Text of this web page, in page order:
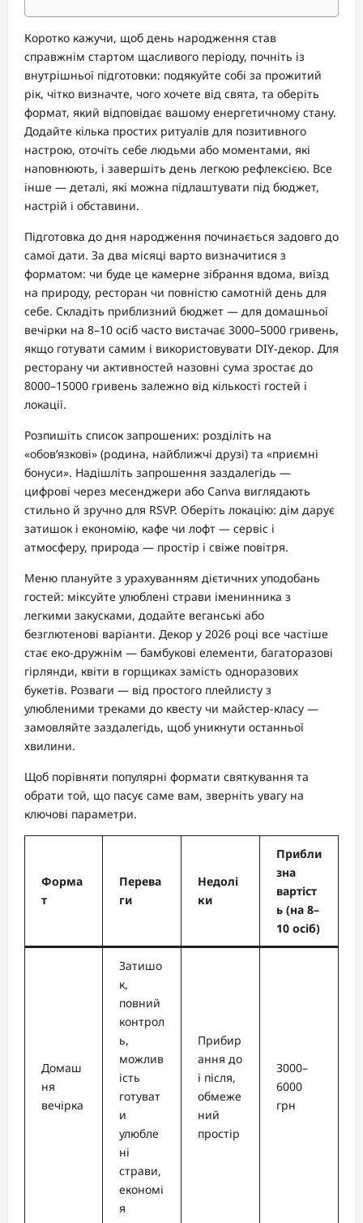
Коротко кажучи, щоб день народження став
справжнім стартом щасливого періоду, почніть із
внутрішньої підготовки: подякуйте собі за прожитий
рік, чітко визначте, чого хочете від свята, та оберіть
формат, який відповідає вашому енергетичному стану.
Додайте кілька простих ритуалів для позитивного
настрою, оточіть себе людьми або моментами, які
наповнюють, і завершіть день легкою рефлексією. Все
інше — деталі, які можна підлаштувати під бюджет,
настрій і обставини.
Підготовка до дня народження починається задовго до
самої дати. За два місяці варто визначитися з
форматом: чи буде це камерне зібрання вдома, виїзд
на природу, ресторан чи повністю самотній день для
себе. Складіть приблизний бюджет — для домашньої
вечірки на 8–10 осіб часто вистачає 3000–5000 гривень,
якщо готувати самим і використовувати DIY-декор. Для
ресторану чи активностей назовні сума зростає до
8000–15000 гривень залежно від кількості гостей і
локації.
Розпишіть список запрошених: розділіть на
«обов’язкові» (родина, найближчі друзі) та «приємні
бонуси». Надішліть запрошення заздалегідь —
цифрові через месенджери або Canva виглядають
стильно й зручно для RSVP. Оберіть локацію: дім дарує
затишок і економію, кафе чи лофт — сервіс і
атмосферу, природа — простір і свіже повітря.
Меню плануйте з урахуванням дієтичних уподобань
гостей: міксуйте улюблені страви іменинника з
легкими закусками, додайте веганські або
безглютенові варіанти. Декор у 2026 році все частіше
стає еко-дружнім — бамбукові елементи, багаторазові
гірлянди, квіти в горщиках замість одноразових
букетів. Розваги — від простого плейлисту з
улюбленими треками до квесту чи майстер-класу —
замовляйте заздалегідь, щоб уникнути останньої
хвилини.
Щоб порівняти популярні формати святкування та
обрати той, що пасує саме вам, зверніть увагу на
ключові параметри.
Форма
т
Перева
ги
Недолі
ки
Прибли
зна
вартіст
ь (на 8–
10 осіб)
Домаш
ня
вечірка
Затишо
к,
повний
контрол
ь,
можлив
ість
готуват
и
улюбле
ні
страви,
економі
я
Прибир
ання до
і після,
обмеже
ний
простір
3000–
6000
грн